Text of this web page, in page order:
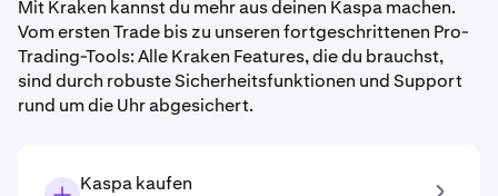
Mit Kraken kannst du mehr aus deinen Kaspa machen.
Vom ersten Trade bis zu unseren fortgeschrittenen Pro-
Trading-Tools: Alle Kraken Features, die du brauchst,
sind durch robuste Sicherheitsfunktionen und Support
rund um die Uhr abgesichert.
Kaspa kaufen